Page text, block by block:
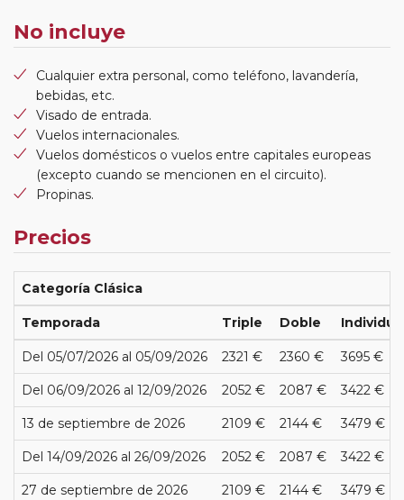
No incluye
Cualquier extra personal, como teléfono, lavandería,
bebidas, etc.
Visado de entrada.
Vuelos internacionales.
Vuelos domésticos o vuelos entre capitales europeas
(excepto cuando se mencionen en el circuito).
Propinas.
Precios
Categoría Clásica
Temporada Triple Doble
Del 05/07/2026 al 05/09/2026 2321 € 2360 € 3695 €
Del 06/09/2026 al 12/09/2026 2052 € 2087 € 3422 €
13 de septiembre de 2026 2109 € 2144 € 3479 €
Del 14/09/2026 al 26/09/2026 2052 € 2087 € 3422 €
27 de septiembre de 2026 2109 € 2144 € 3479 €